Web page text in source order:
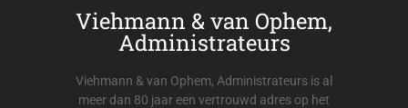
Viehmann & van Ophem,
Administrateurs
Viehmann & van Ophem, Administrateurs is al
meer dan 80 jaar een vertrouwd adres op het